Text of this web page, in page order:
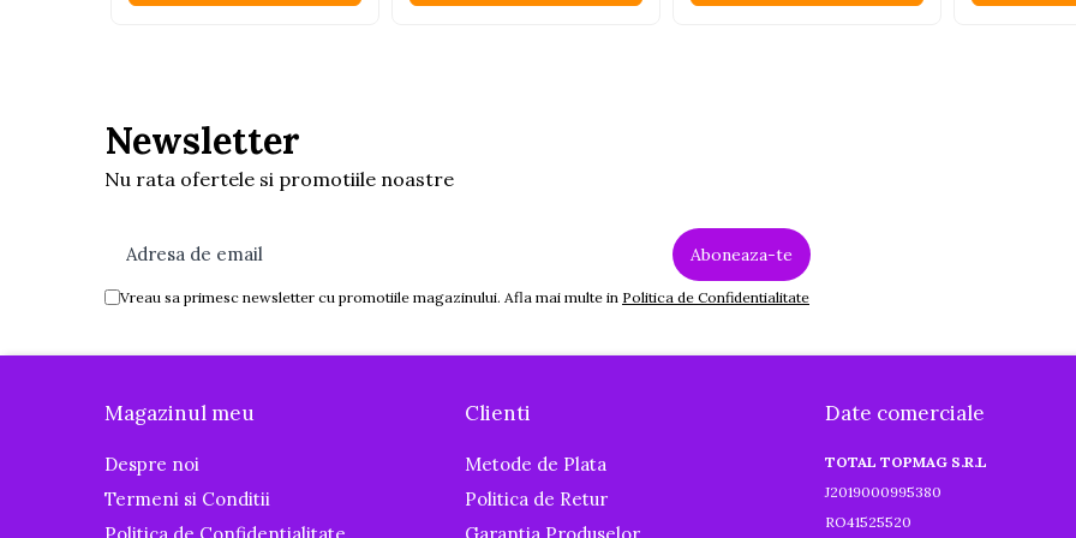
Halate de baie
Aspiratoare nazale si filtre
Perii pentru biberoane si tetine
Olite si reductoare WC
Igiena si Ingrijire Postnatala
Ingrijire cosmetica mamici
Newsletter
Nu rata ofertele si promotiile noastre
Vreau sa primesc newsletter cu promotiile magazinului. Afla mai multe in Politica de Confidentialitate
Magazinul meu
Despre noi
Termeni si Conditii
Clienti
Metode de Plata
Politica de Retur
Date comerciale
TOTAL TOPMAG S.R.L
J2019000995380
RO41525520